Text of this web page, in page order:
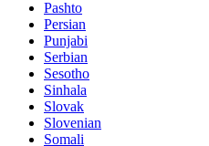
Pashto
Persian
Punjabi
Serbian
Sesotho
Sinhala
Slovak
Slovenian
Somali